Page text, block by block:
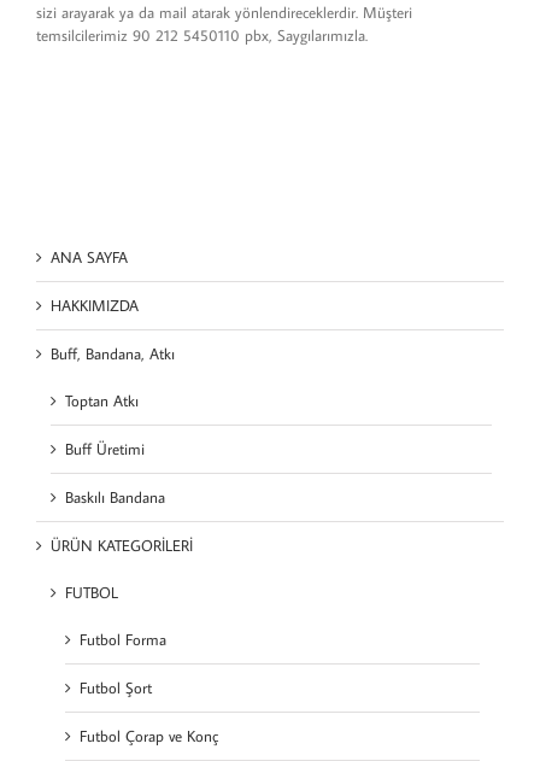
sizi arayarak ya da mail atarak yönlendireceklerdir. Müşteri
temsilcilerimiz 90 212 5450110 pbx, Saygılarımızla.
ANA SAYFA
HAKKIMIZDA
Buff, Bandana, Atkı
Toptan Atkı
Buff Üretimi
Baskılı Bandana
ÜRÜN KATEGORİLERİ
FUTBOL
Futbol Forma
Futbol Şort
Futbol Çorap ve Konç